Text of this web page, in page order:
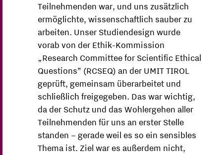
Teilnehmenden war, und uns zusätzlich
ermöglichte, wissenschaftlich sauber zu
arbeiten. Unser Studiendesign wurde
vorab von der Ethik-Kommission
„Research Committee for Scientific Ethical
Questions” (RCSEQ) an der UMIT TIROL
geprüft, gemeinsam überarbeitet und
schließlich freigegeben. Das war wichtig,
da der Schutz und das Wohlergehen aller
Teilnehmenden für uns an erster Stelle
standen – gerade weil es so ein sensibles
Thema ist. Ziel war es außerdem nicht,